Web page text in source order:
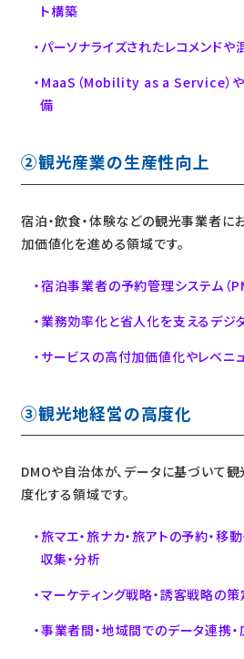
ト構築
パーソナライズされたレコメンド
MaaS（Mobility as a Service）や
備
②観光産業の生産性向上
宿泊・飲食・体験などの観光事業者
加価値化を進める領域です。
宿泊事業者の予約管理システム（
業務効率化と省人化を支えるデジ
サービスの高付加価値化やレベニ
③観光地経営の高度化
DMOや自治体が、データに基づいて
度化する領域です。
旅マエ・旅ナカ・旅アトの予約・移
収集・分析
マーケティング戦略・誘客戦略の策
事業者間・地域間でのデータ連携